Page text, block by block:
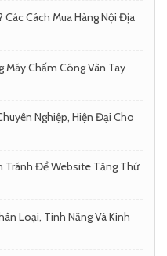
Các Cách Mua Hàng Nội Địa
Máy Chấm Công Vân Tay
Nghiệp, Hiện Đại Cho
Tránh Để Website Tăng Thứ
Loại, Tính Năng Và Kinh